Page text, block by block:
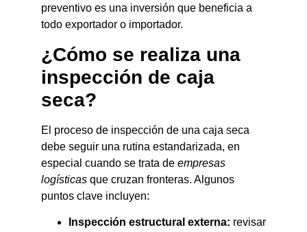
preventivo es una inversión que beneficia a
todo exportador o importador.
¿Cómo se realiza una
inspección de caja
seca?
El proceso de inspección de una caja seca
debe seguir una rutina estandarizada, en
especial cuando se trata de empresas
logísticas que cruzan fronteras. Algunos
puntos clave incluyen:
Inspección estructural externa: revisar